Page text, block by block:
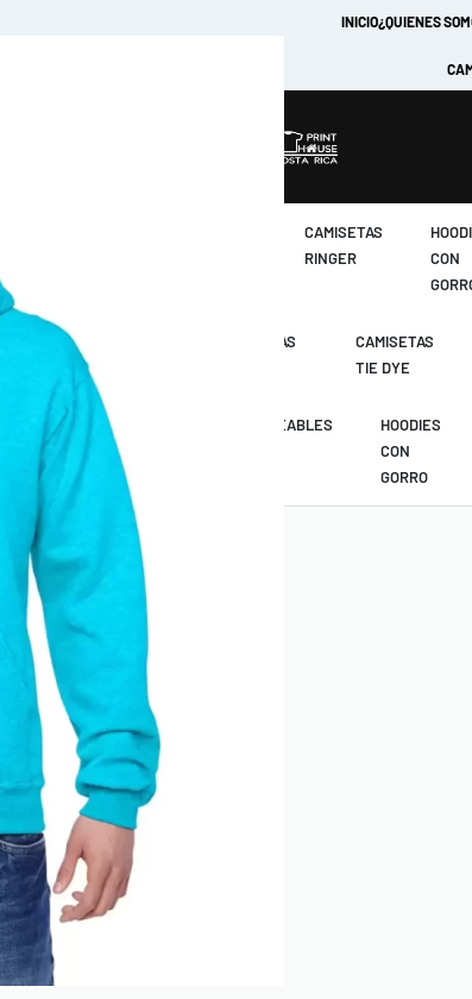
INICIO¿QUIENES
CAMISETAS
RINGER
CON
CAMISETAS
MANGA LARGA
CAMISETAS
CAMISETAS
TIE DYE
CAMISETAS
RAGLAN
IMPERMEABLES
HOODIES
CON
GORRO